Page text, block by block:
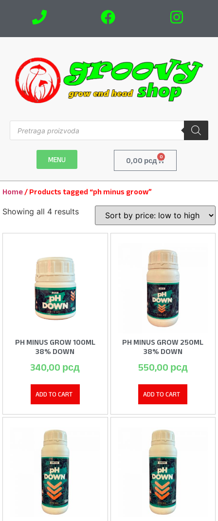
MENU 0,00 рсд 0
Home / Products tagged “ph minus groow”
Showing all 4 results
PH MINUS GROW 100ML
38% DOWN
340,00 рсд
ADD TO CART
PH MINUS GROW 250ML
38% DOWN
550,00 рсд
ADD TO CART